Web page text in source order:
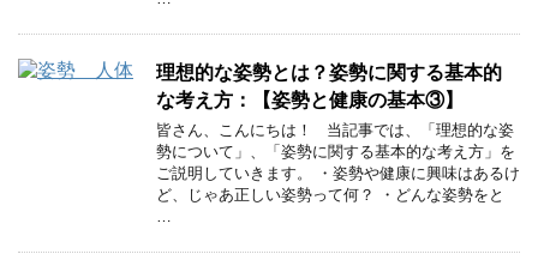
理想的な姿勢とは？姿勢に関する基本的
な考え方：【姿勢と健康の基本③】
皆さん、こんにちは！ 当記事では、「理想的な姿
勢について」、「姿勢に関する基本的な考え方」を
ご説明していきます。 ・姿勢や健康に興味はあるけ
ど、じゃあ正しい姿勢って何？ ・どんな姿勢をと